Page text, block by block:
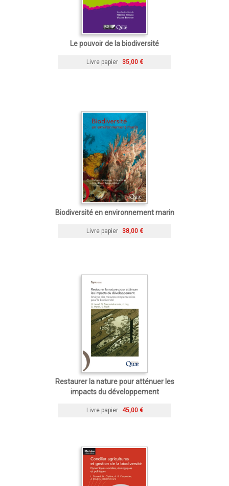
Le pouvoir de la biodiversité
Livre papier 35,00 €
Biodiversité en environnement marin
Livre papier 38,00 €
Restaurer la nature pour atténuer les
impacts du développement
Livre papier 45,00 €